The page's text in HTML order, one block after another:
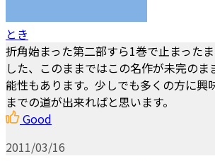
とき
折角始まった第二部すら1巻で止まった
した、このままではこの名作が未完の
能性もあります。少しでも多くの方に興
までの道が出来ればと思います。
Good
2011/03/16